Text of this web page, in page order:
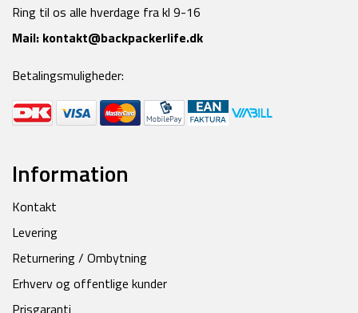
Ring til os alle hverdage fra kl 9-16
Mail: kontakt@backpackerlife.dk
Betalingsmuligheder:
Information
Kontakt
Levering
Returnering / Ombytning
Erhverv og offentlige kunder
Prisgaranti